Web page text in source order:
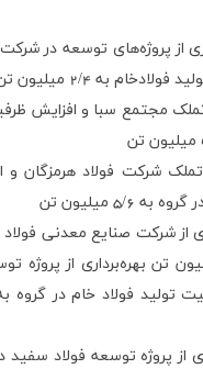
های سرمایه گذاری
پایداری
سهامداران
ارتباط با ما
از پروژه‌های توسعه در
به 2/4 میلیون تن
مجتمع سبا و افزایش
شرکت فولاد هرمزگان و
5/6 میلیون تن
از شرکت صنایع معدنی
۵ میلیون تن بهره‌برداری از
از پروژه توسعه فولاد